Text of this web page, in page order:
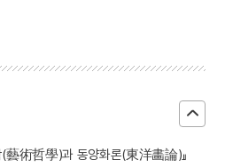
藝術哲學)과 동양화론(東洋畵論)』